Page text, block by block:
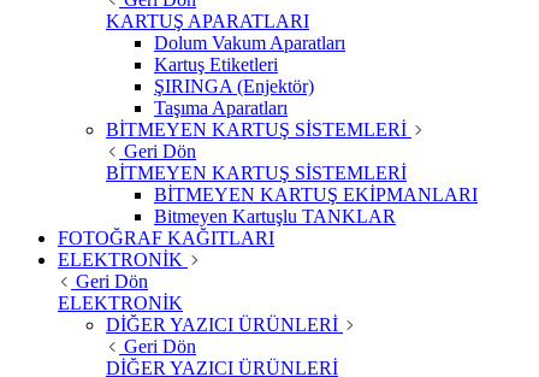
KARTUŞ APARATLARI
Dolum Vakum Aparatları
Kartuş Etiketleri
ŞIRINGA (Enjektör)
Taşıma Aparatları
BİTMEYEN KARTUŞ SİSTEMLERİ
Geri Dön
BİTMEYEN KARTUŞ SİSTEMLERİ
BİTMEYEN KARTUŞ EKİPMANLARI
Bitmeyen Kartuşlu TANKLAR
FOTOĞRAF KAĞITLARI
ELEKTRONİK
Geri Dön
ELEKTRONİK
DİĞER YAZICI ÜRÜNLERİ
Geri Dön
DİĞER YAZICI ÜRÜNLERİ